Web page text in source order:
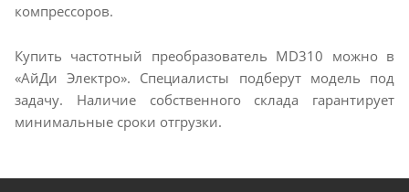
компрессоров.
Купить частотный преобразователь MD310 можно в
«АйДи Электро». Специалисты подберут модель под
задачу. Наличие собственного склада гарантирует
минимальные сроки отгрузки.